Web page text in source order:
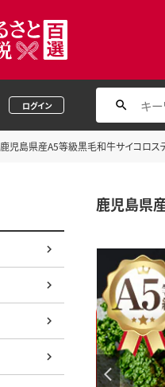
ログイン
鹿児島県産A5等級黒毛和牛サイコロス
鹿児島県